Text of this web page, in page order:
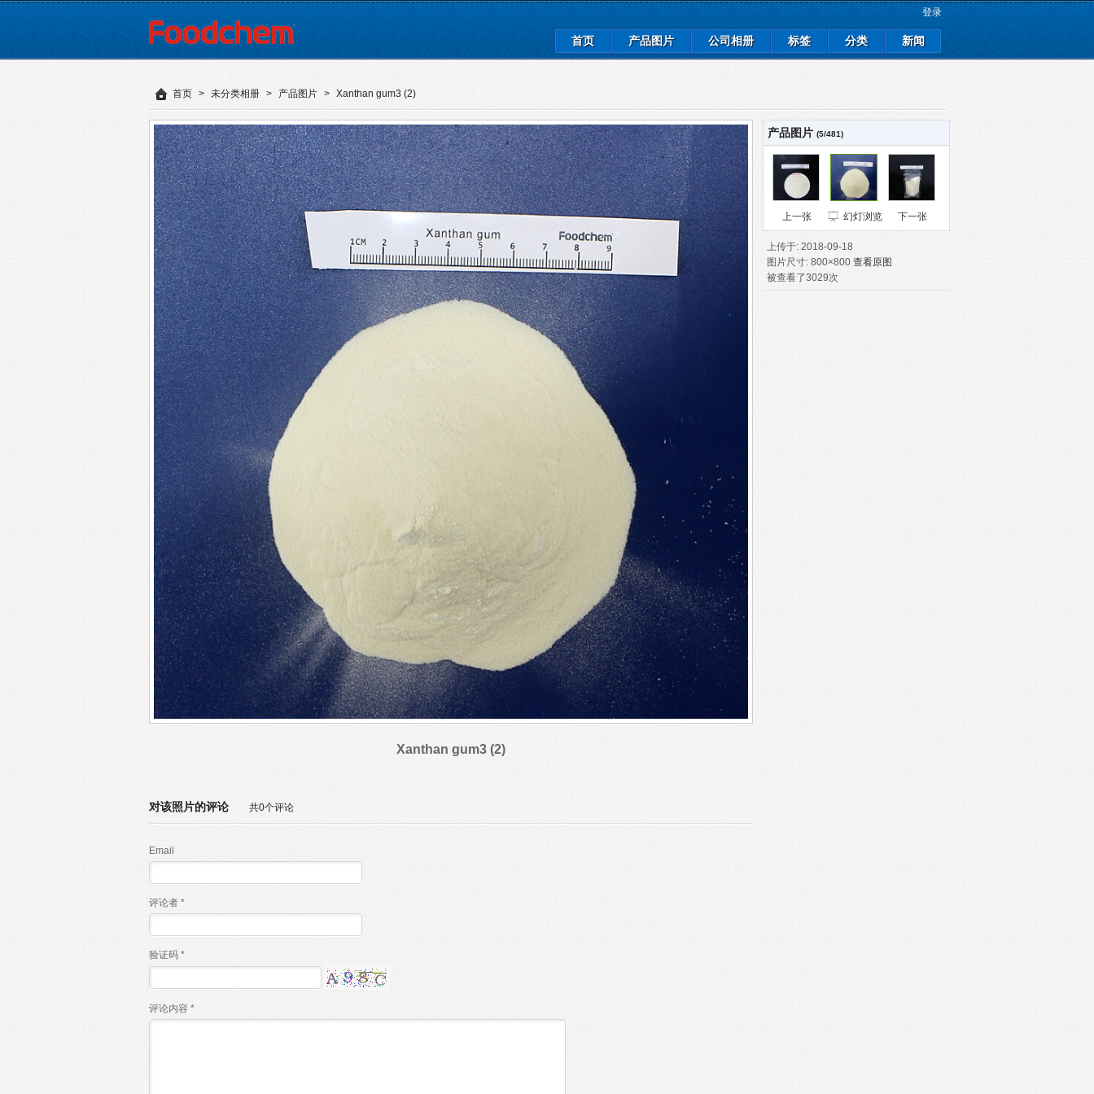
登录
首页 产品图片 公司相册 标签 分类 新闻
首页 > 未分类相册 > 产品图片 > Xanthan gum3 (2)
Xanthan gum3 (2)
对该照片的评论 共0个评论
Email
评论者 *
验证码 *
评论内容 *
产品图片 (5/481)
上一张 幻灯浏览 下一张
上传于: 2018-09-18
图片尺寸: 800×800 查看原图
被查看了3029次